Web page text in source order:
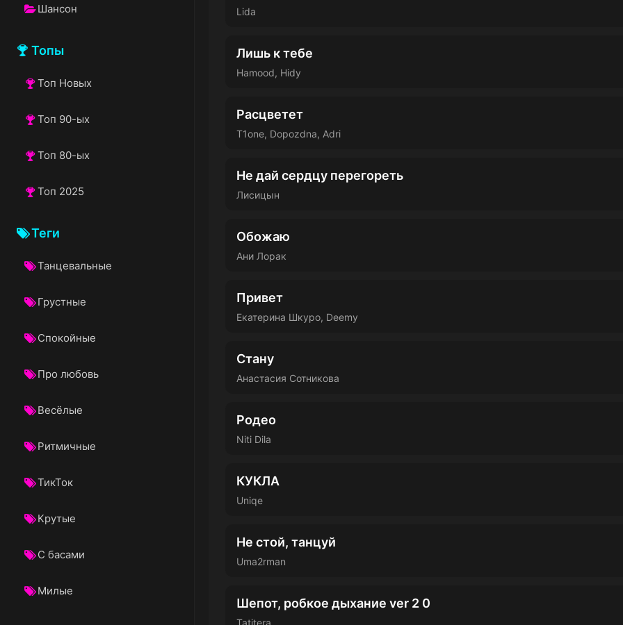
Категория
Шансон
Топы
Топы
Топ Топ Новых
Топ
ых
Топ 90-ых
Топ
ых
Топ 80-ых
Топ Топ 2025
Теги
Теги
ТегТанцевальные
ТегГрустные
ТегСпокойные
ТегПро любовь
ТегВесёлые
ТегРитмичные
ТегТикТок
ТегКрутые
ТегС басами
ТегМилые
Lida
Лишь к тебе
Hamood, Hidy
Расцветет
T1one, Dopozdna, Adri
Не дай сердцу перегореть
Лисицын
Обожаю
Ани Лорак
Привет
Екатерина Шкуро, Deemy
Стану
Анастасия Сотникова
Родео
Niti Dila
КУКЛА
Uniqe
Не стой, танцуй
Uma2rman
Шепот, робкое дыхание ver 2 0
Tatitera